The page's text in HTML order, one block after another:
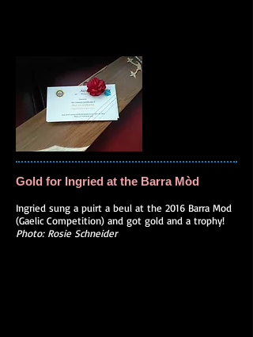
Gold for Ingried at the Barra Mòd
Ingried sung a puirt a beul at the 2016 Barra Mod
(Gaelic Competition) and got gold and a trophy!
Photo: Rosie Schneider